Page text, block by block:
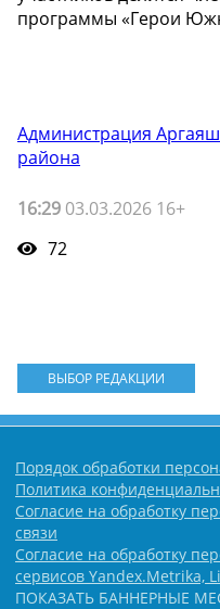
программы «Герои
Администрация
района
16:29 03.03.2026 16+
72
ВЫБОР РЕДАКЦИИ
Порядок обработки
Политика
Согласие на обработку
связи
Согласие на обработку
сервисов Yandex.Metrika,
ПОКАЗАТЬ БАННЕРНЫЕ